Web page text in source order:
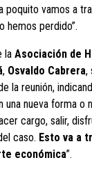
poquito vamos a
hemos perdido”.
la Asociación de
, Osvaldo Cabrera,
la reunión,
una nueva forma o
cargo, salir,
caso. Esto va a
económica”.